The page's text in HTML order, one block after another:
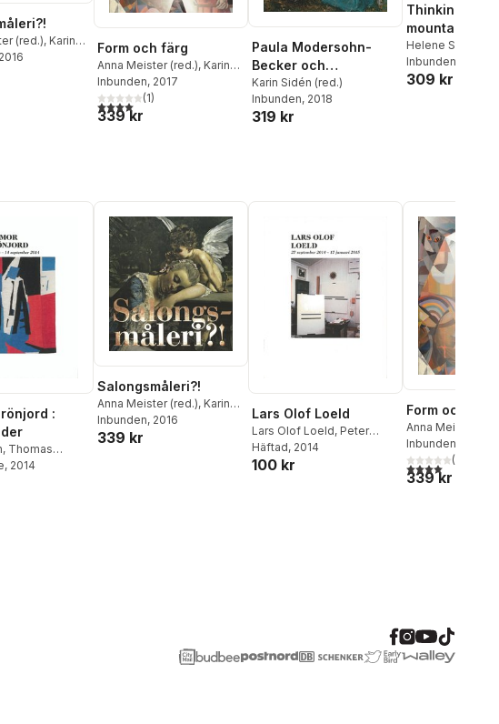
(red.), Karin
Form och färg
Anna Meister (red.), Karin
Sidén (red.)
Inbunden, 2017
4,0utav 5 stjärnor. Totalt antal röster:
(1)
339 kr
Paula Modersohn-
Becker och
konstnärskolonin i
Worpswede
Karin Sidén (red.)
Inbunden, 2018
319 kr
Thinking like
mountain
Helene Schmitz
Inbunden
309 kr
:
, Thomas
, 2014
Salongsmåleri?!
Anna Meister (red.), Karin
Sidén (red.)
Inbunden, 2016
339 kr
Lars Olof Loeld
Lars Olof Loeld, Peter
Cornell,Karin Sidén
Häftad, 2014
100 kr
Form och färg
Anna Meister
Sidén (red.)
Inbunden
4,0utav 5(
339 kr